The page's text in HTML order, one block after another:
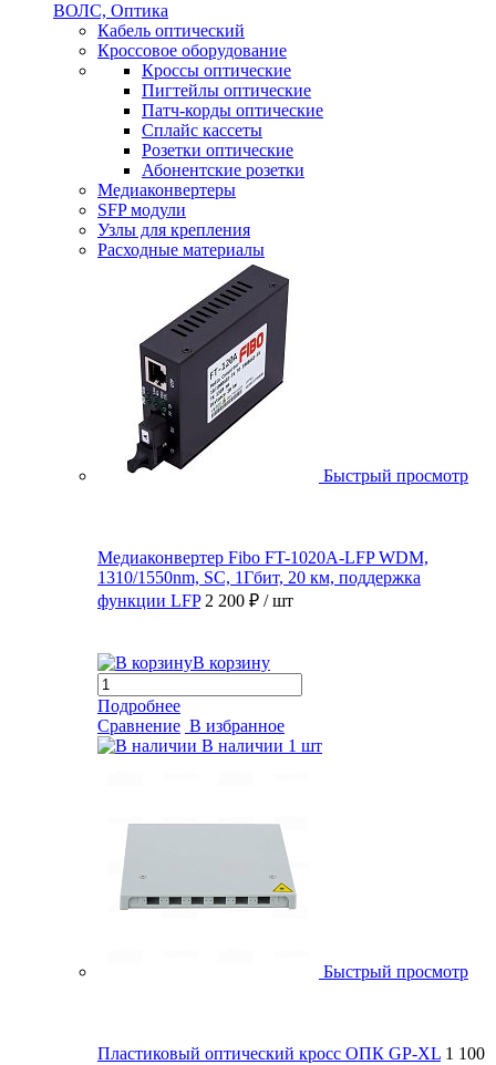
ВОЛС, Оптика
Кабель оптический
Кроссовое оборудование
Кроссы оптические
Пигтейлы оптические
Патч-корды оптические
Сплайс кассеты
Розетки оптические
Абонентские розетки
Медиаконвертеры
SFP модули
Узлы для крепления
Расходные материалы
Быстрый просмотр
Медиаконвертер Fibo FT-1020A-LFP WDM,
1310/1550nm, SC, 1Гбит, 20 км, поддержка
функции LFP 2 200 ₽ / шт
В корзину
Подробнее
Сравнение В избранное
В наличии 1 шт
Быстрый просмотр
Пластиковый оптический кросс ОПК GP-XL 1 100